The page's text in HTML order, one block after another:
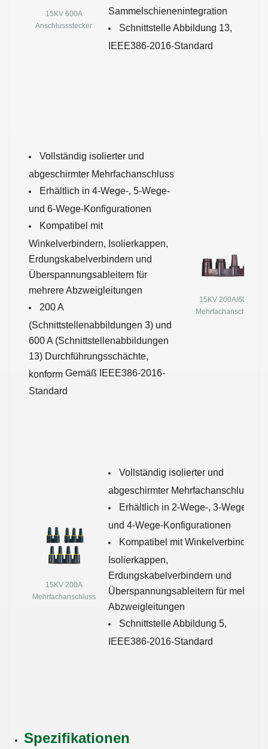
15KV 600A
Anschlussstecker
Sammelschienenintegration
Schnittstelle Abbildung 13,
IEEE386-2016-Standard
Vollständig isolierter und
abgeschirmter Mehrfachanschluss
Erhältlich in 4-Wege-, 5-Wege-
und 6-Wege-Konfigurationen
Kompatibel mit
Winkelverbindern, Isolierkappen,
Erdungskabelverbindern und
Überspannungsableitern für
mehrere Abzweigleitungen
200 A
(Schnittstellenabbildungen 3) und
600 A (Schnittstellenabbildungen
13) Durchführungsschächte,
konform Gemäß IEEE386-2016-
Standard
15KV 200A/600A
Mehrfachanschluss
15KV 200A
Mehrfachanschluss
Vollständig isolierter und
abgeschirmter Mehrfachanschluss
Erhältlich in 2-Wege-, 3-Wege-
und 4-Wege-Konfigurationen
Kompatibel mit Winkelverbindern,
Isolierkappen,
Erdungskabelverbindern und
Überspannungsableitern für mehrere
Abzweigleitungen
Schnittstelle Abbildung 5,
IEEE386-2016-Standard
Spezifikationen